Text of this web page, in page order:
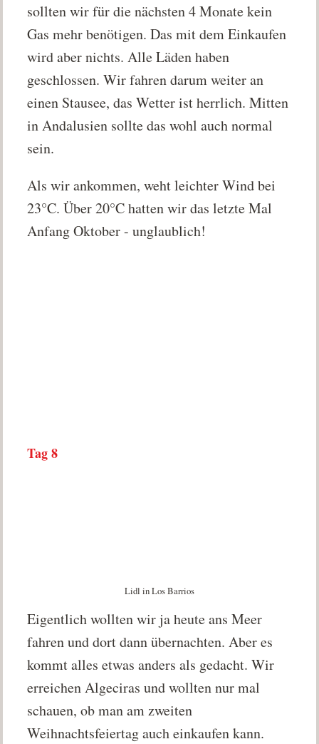
sollten wir für die nächsten 4 Monate kein
Gas mehr benötigen. Das mit dem Einkaufen
wird aber nichts. Alle Läden haben
geschlossen. Wir fahren darum weiter an
einen Stausee, das Wetter ist herrlich. Mitten
in Andalusien sollte das wohl auch normal
sein.
Als wir ankommen, weht leichter Wind bei
23°C. Über 20°C hatten wir das letzte Mal
Anfang Oktober - unglaublich!
Tag 8
Lidl in Los Barrios
Eigentlich wollten wir ja heute ans Meer
fahren und dort dann übernachten. Aber es
kommt alles etwas anders als gedacht. Wir
erreichen Algeciras und wollten nur mal
schauen, ob man am zweiten
Weihnachtsfeiertag auch einkaufen kann.